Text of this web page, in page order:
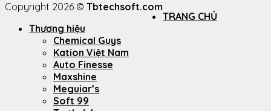
Copyright 2026 © Tbtechsoft.com
TRANG CHỦ
Thương hiệu
Chemical Guys
Kation Việt Nam
Auto Finesse
Maxshine
Meguiar’s
Soft 99